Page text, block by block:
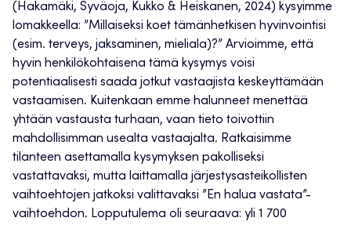
(Hakamäki, Syväoja, Kukko & Heiskanen, 2024) kysyimme
lomakkeella: ”Millaiseksi koet tämänhetkisen hyvinvointisi
(esim. terveys, jaksaminen, mieliala)?” Arvioimme, että
hyvin henkilökohtaisena tämä kysymys voisi
potentiaalisesti saada jotkut vastaajista keskeyttämään
vastaamisen. Kuitenkaan emme halunneet menettää
yhtään vastausta turhaan, vaan tieto toivottiin
mahdollisimman usealta vastaajalta. Ratkaisimme
tilanteen asettamalla kysymyksen pakolliseksi
vastattavaksi, mutta laittamalla järjestysasteikollisten
vaihtoehtojen jatkoksi valittavaksi ”En halua vastata”-
vaihtoehdon. Lopputulema oli seuraava: yli 1 700